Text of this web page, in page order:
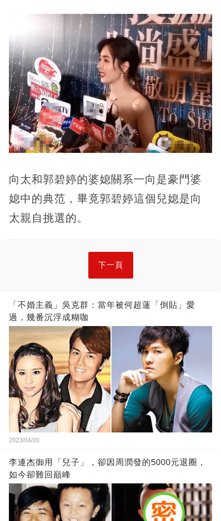
向太和郭碧婷的婆媳關系一向是豪門婆
媳中的典范，畢竟郭碧婷這個兒媳是向
太親自挑選的。
下一頁
「不婚主義」吳克群：當年被何超蓮「倒貼」愛
過，幾番沉浮成糊咖
2023/04/20
李連杰御用「兒子」，卻因周潤發的5000元退圈，
如今卻難回巔峰